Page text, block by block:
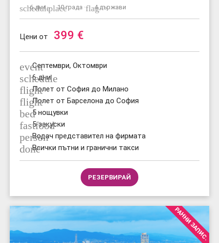
schedule
6 дни ·place10 града ·flag4 държави
Цени от 399 €
event
Септември, Октомври
schedule
6 дни
flightПолет от София до Милано
flightПолет от Барселона до София
bed5 нощувки
fastfood
5 закуски
person
Водач представител на фирмата
doneВсички пътни и гранични такси
РЕЗЕРВИРАЙ
РАННИ ЗАПИС.